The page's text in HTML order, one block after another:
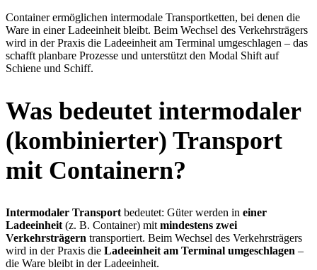
Container ermöglichen intermodale Transportketten, bei denen die
Ware in einer Ladeeinheit bleibt. Beim Wechsel des Verkehrsträgers
wird in der Praxis die Ladeeinheit am Terminal umgeschlagen – das
schafft planbare Prozesse und unterstützt den Modal Shift auf
Schiene und Schiff.
Was bedeutet intermodaler
(kombinierter) Transport
mit Containern?
Intermodaler Transport bedeutet: Güter werden in einer
Ladeeinheit (z. B. Container) mit mindestens zwei
Verkehrsträgern transportiert. Beim Wechsel des Verkehrsträgers
wird in der Praxis die Ladeeinheit am Terminal umgeschlagen –
die Ware bleibt in der Ladeeinheit.